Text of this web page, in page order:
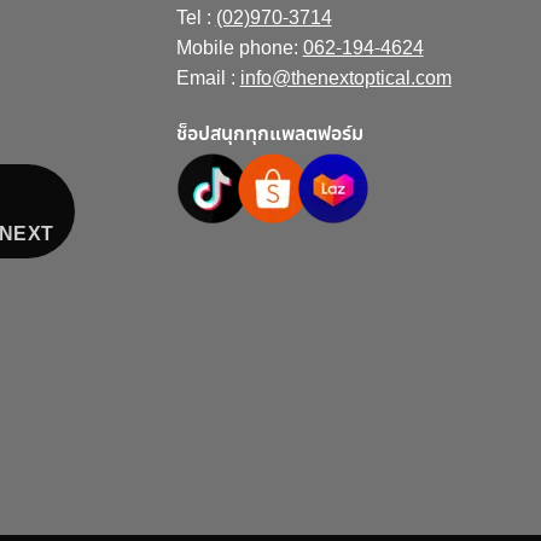
Tel :(02)970-3714
Mobile phone:062-194-4624
Email :info@thenextoptical.com
ช็อปสนุกทุกแพลตฟอร์ม